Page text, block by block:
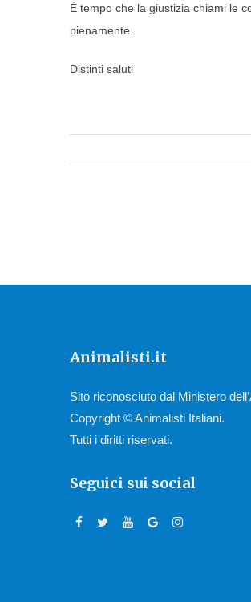
È tempo che la giustizia chiami le
pienamente.
Distinti saluti
Animalisti.it
Sito riconosciuto dal Ministero
Copyright © Animalisti Italiani.
Tutti i diritti riservati.
Seguici sui social